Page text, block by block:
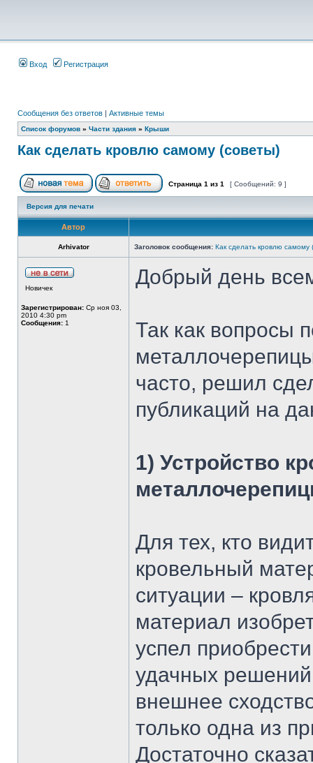
Вход Регистрация
Сообщения без ответов | Активные темы
Список форумов » Части здания » Крыши
Как сделать кровлю самому (советы)
Страница 1 из 1 [ Сообщений: 9 ]
Версия для печати
Автор
Arhivator Заголовок сообщения: Как сделать кровлю самому
Новичек
Зарегистрирован: Ср ноя 03,
2010 4:30 pm
Сообщения: 1
Добрый день
Так как вопросы
часто, решил
публикаций на
1) Устройство
Для тех, кто
кровельный
ситуации –
материал
успел
удачных
внешнее
только одна из
Достаточно